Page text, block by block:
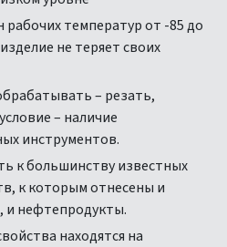
температур от -85 до
не теряет своих
– резать,
– наличие
инструментов.
к большинству известных
к которым отнесены и
и нефтепродукты.
находятся на